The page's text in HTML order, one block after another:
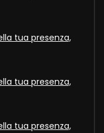
tua presenza,
tua presenza,
tua presenza,